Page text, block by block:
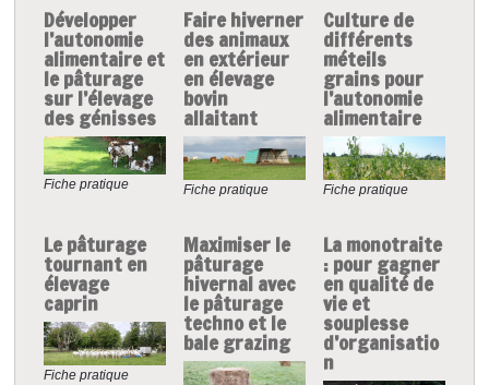
Développer
l’autonomie
alimentaire et
le pâturage
sur l’élevage
des génisses
Fiche pratique
Faire hiverner
des animaux
en extérieur
en élevage
bovin
allaitant
Fiche pratique
Culture de
différents
méteils
grains pour
l’autonomie
alimentaire
Fiche pratique
Le pâturage
tournant en
élevage
caprin
Fiche pratique
Maximiser le
pâturage
hivernal avec
le pâturage
techno et le
bale grazing
La monotraite
: pour gagner
en qualité de
vie et
souplesse
d’organisatio
n